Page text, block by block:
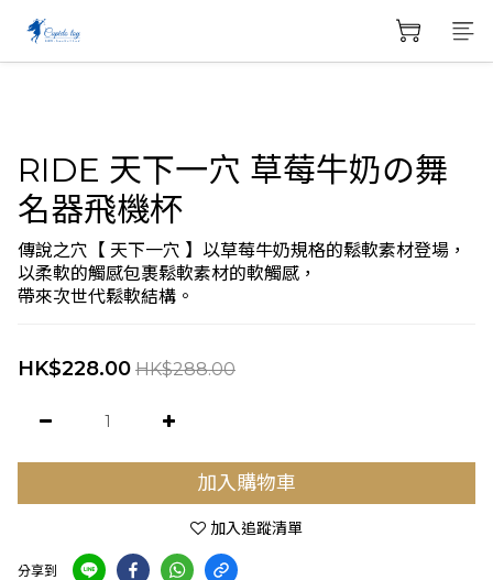
RIDE 天下一穴 草莓牛奶の舞
名器飛機杯
傳說之穴【 天下一穴 】以草莓牛奶規格的鬆軟素材登場，
以柔軟的觸感包裹鬆軟素材的軟觸感，
帶來次世代鬆軟結構。
HK$228.00 HK$288.00
加入購物車
加入追蹤清單
分享到